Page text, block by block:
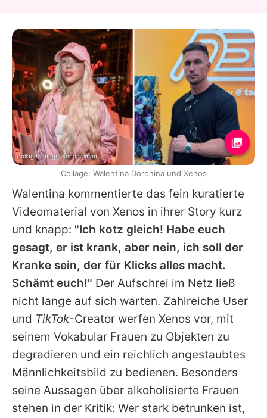
Walentina kommentierte das fein kuratierte
Videomaterial von Xenos in ihrer Story kurz
und knapp: "Ich kotz gleich! Habe euch
gesagt, er ist krank, aber nein, ich soll der
Kranke sein, der für Klicks alles macht.
Schämt euch!" Der Aufschrei im Netz ließ
nicht lange auf sich warten. Zahlreiche User
und TikTok-Creator werfen Xenos vor, mit
seinem Vokabular Frauen zu Objekten zu
degradieren und ein reichlich angestaubtes
Männlichkeitsbild zu bedienen. Besonders
seine Aussagen über alkoholisierte Frauen
stehen in der Kritik: Wer stark betrunken ist,
Collage: Imago, xenos.timon
Collage: Walentina Doronina und Xenos